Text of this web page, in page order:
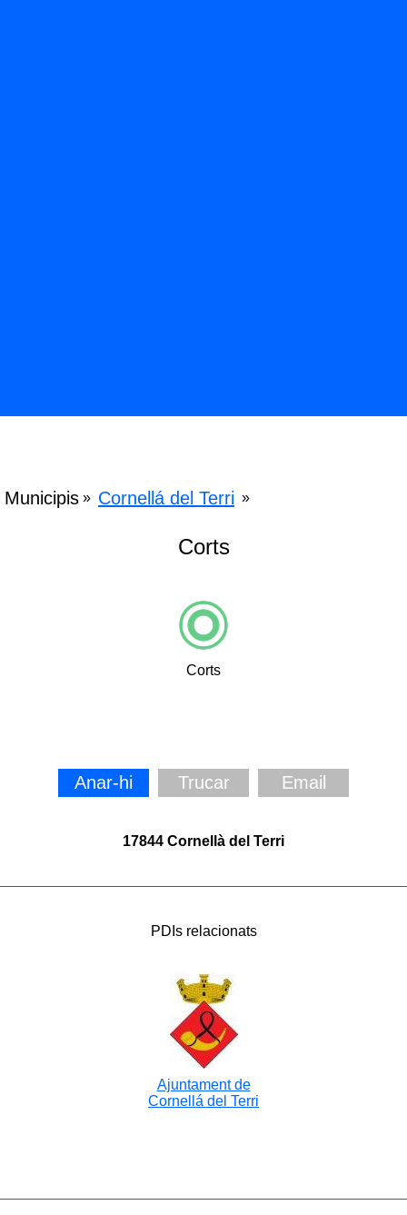
Municipis » Cornellá del Terri »
Corts
Corts
Anar-hi Trucar Email
17844 Cornellà del Terri
PDIs relacionats
Ajuntament de
Cornellá del Terri